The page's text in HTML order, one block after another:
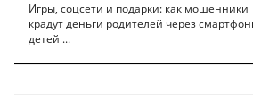
Игры, соцсети и подарки: как мошенники
крадут деньги родителей через
детей ...